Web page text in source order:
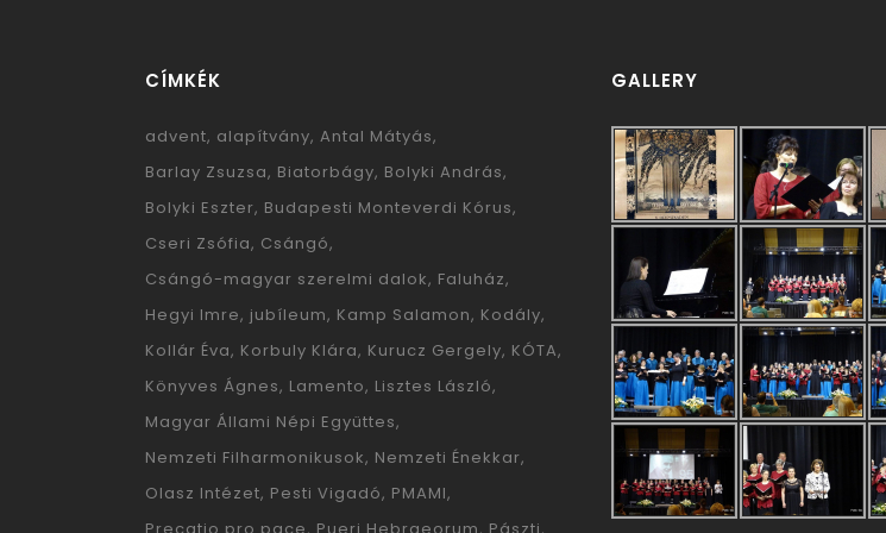
CÍMKÉK
advent alapítvány Antal Mátyás
Barlay Zsuzsa Biatorbágy Bolyki András
Bolyki Eszter Budapesti Monteverdi Kórus
Cseri Zsófia Csángó
Csángó-magyar szerelmi dalok Faluház
Hegyi Imre jubíleum Kamp Salamon Kodály
Kollár Éva Korbuly Klára Kurucz Gergely KÓTA
Könyves Ágnes Lamento Lisztes László
Magyar Állami Népi Együttes
Nemzeti Filharmonikusok Nemzeti Énekkar
Olasz Intézet Pesti Vigadó PMAMI
GALLERY